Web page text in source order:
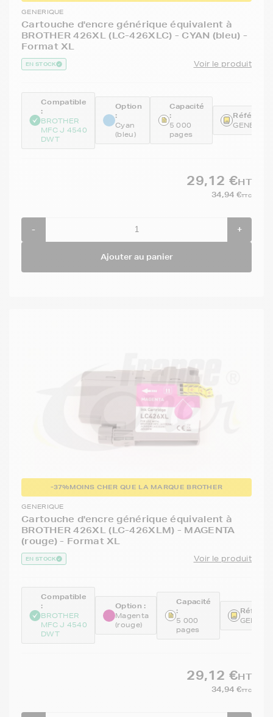
GENERIQUE
Cartouche d'encre générique équivalent à
BROTHER 426XL (LC-426XLC) - CYAN (bleu) -
Format XL
EN STOCK Voir le produit
Compatible
:
BROTHER
MFC J 4540
DWT
Option
:
Cyan
(bleu)
Capacité
:
5 000
pages
29,12 €HT
34,94 €TTC
- +
Ajouter au panier
-37%MOINS CHER QUE LA MARQUE BROTHER
GENERIQUE
Cartouche d'encre générique équivalent à
BROTHER 426XL (LC-426XLM) - MAGENTA
(rouge) - Format XL
EN STOCK Voir le produit
Compatible
:
BROTHER
MFC J 4540
DWT
Option :
Magenta
(rouge)
Capacité
:
5 000
pages
29,12 €HT
34,94 €TTC